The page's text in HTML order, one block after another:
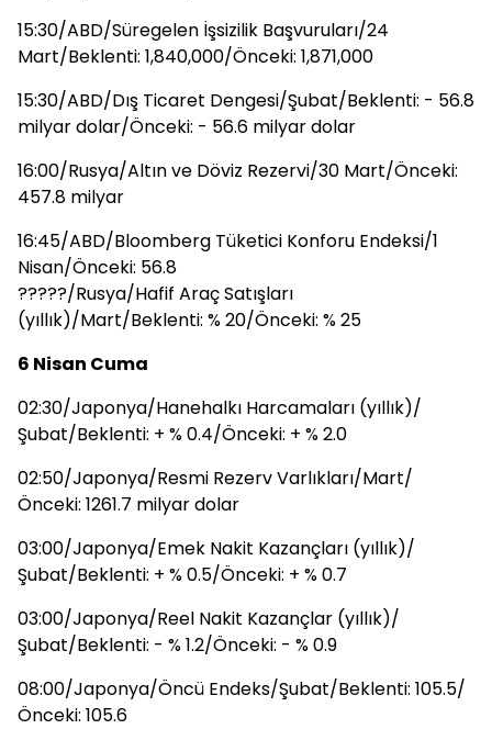
15:30/ABD/Süregelen İşsizilik Başvuruları/24
Mart/Beklenti: 1,840,000/Önceki: 1,871,000
15:30/ABD/Dış Ticaret Dengesi/Şubat/Beklenti: - 56.8
milyar dolar/Önceki: - 56.6 milyar dolar
16:00/Rusya/Altın ve Döviz Rezervi/30 Mart/Önceki:
457.8 milyar
16:45/ABD/Bloomberg Tüketici Konforu Endeksi/1
Nisan/Önceki: 56.8
?????/Rusya/Hafif Araç Satışları
(yıllık)/Mart/Beklenti: % 20/Önceki: % 25
6 Nisan Cuma
02:30/Japonya/Hanehalkı Harcamaları (yıllık)/
Şubat/Beklenti: + % 0.4/Önceki: + % 2.0
02:50/Japonya/Resmi Rezerv Varlıkları/Mart/
Önceki: 1261.7 milyar dolar
03:00/Japonya/Emek Nakit Kazançları (yıllık)/
Şubat/Beklenti: + % 0.5/Önceki: + % 0.7
03:00/Japonya/Reel Nakit Kazançlar (yıllık)/
Şubat/Beklenti: - % 1.2/Önceki: - % 0.9
08:00/Japonya/Öncü Endeks/Şubat/Beklenti: 105.5/
Önceki: 105.6